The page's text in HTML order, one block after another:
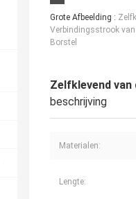
Grote Afbeelding :
Verbindingsstrook van
Borstel
Zelfklevend van
beschrijving
Materialen:
Lengte: